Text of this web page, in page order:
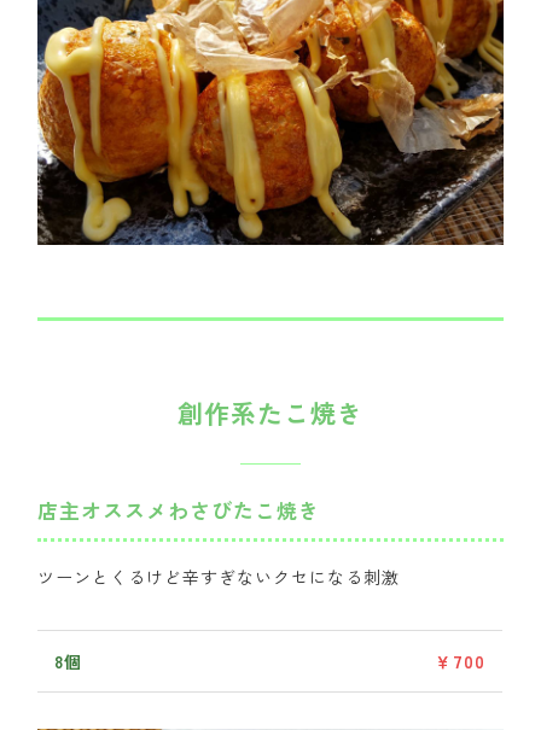
創作系たこ焼き
店主オススメ わさびたこ焼き
ツーンとくるけど辛すぎないクセになる刺激
8個 ￥700